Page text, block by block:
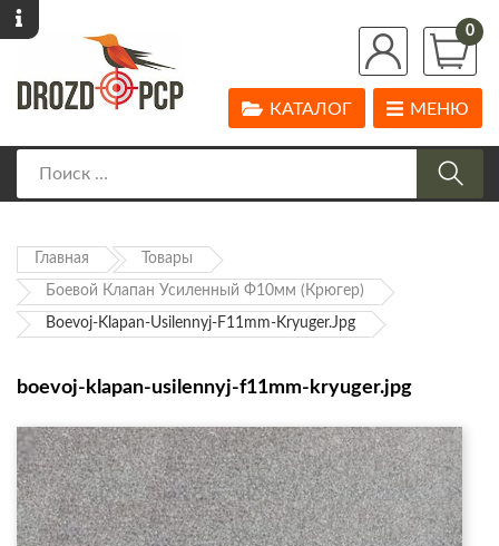
0
МЕНЮ
КАТАЛОГ
Главная Товары
Боевой Клапан Усиленный Ф10мм (Крюгер)
Boevoj-Klapan-Usilennyj-F11mm-Kryuger.jpg
boevoj-klapan-usilennyj-f11mm-kryuger.jpg